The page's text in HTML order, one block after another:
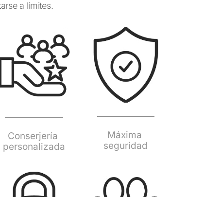
a límites.
Conserjería
personalizada
Máxima
seguridad